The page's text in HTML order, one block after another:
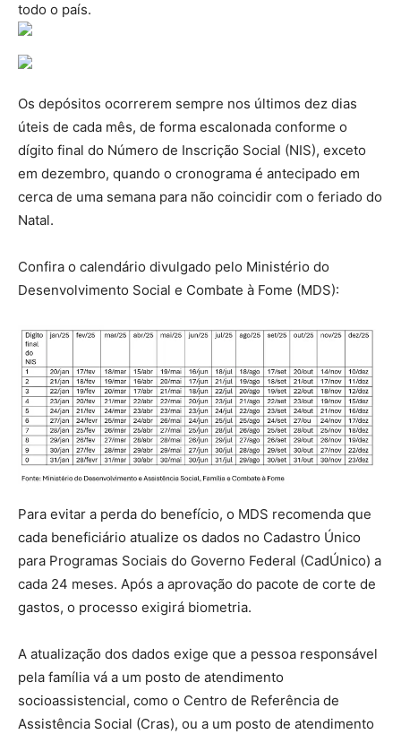
todo o país.
Os depósitos ocorrerem sempre nos últimos dez dias
úteis de cada mês, de forma escalonada conforme o
dígito final do Número de Inscrição Social (NIS), exceto
em dezembro, quando o cronograma é antecipado em
cerca de uma semana para não coincidir com o feriado do
Natal.
Confira o calendário divulgado pelo Ministério do
Desenvolvimento Social e Combate à Fome (MDS):
Para evitar a perda do benefício, o MDS recomenda que
cada beneficiário atualize os dados no Cadastro Único
para Programas Sociais do Governo Federal (CadÚnico) a
cada 24 meses. Após a aprovação do pacote de corte de
gastos, o processo exigirá biometria.
A atualização dos dados exige que a pessoa responsável
pela família vá a um posto de atendimento
socioassistencial, como o Centro de Referência de
Assistência Social (Cras), ou a um posto de atendimento